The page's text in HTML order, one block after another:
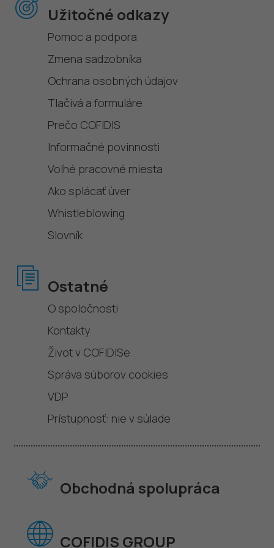
Užitočné odkazy
Pomoc a podpora
Zmena sadzobníka
Ochrana osobných údajov
Tlačivá a formuláre
Prečo COFIDIS
Informačné povinnosti
Voľné pracovné miesta
Ako splácať úver
Whistleblowing
Slovník
Ostatné
O spoločnosti
Kontakty
Život v COFIDISe
Správa súborov cookies
VDP
Prístupnosť: nie v súlade
Obchodná spolupráca
COFIDIS GROUP